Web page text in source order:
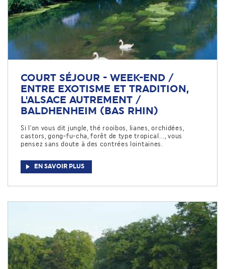
COURT SÉJOUR - WEEK-END /
ENTRE EXOTISME ET TRADITION,
L'ALSACE AUTREMENT /
BALDHENHEIM (BAS RHIN)
Si l'on vous dit jungle, thé rooibos, lianes, orchidées,
castors, gong-fu-cha, forêt de type tropical..., vous
pensez sans doute à des contrées lointaines.
EN SAVOIR PLUS